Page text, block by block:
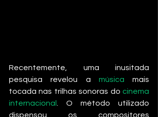
Recentemente, uma inusitada
pesquisa revelou a música mais
tocada nas trilhas sonoras do cinema
internacional . O método utilizado
dispensou os compositores